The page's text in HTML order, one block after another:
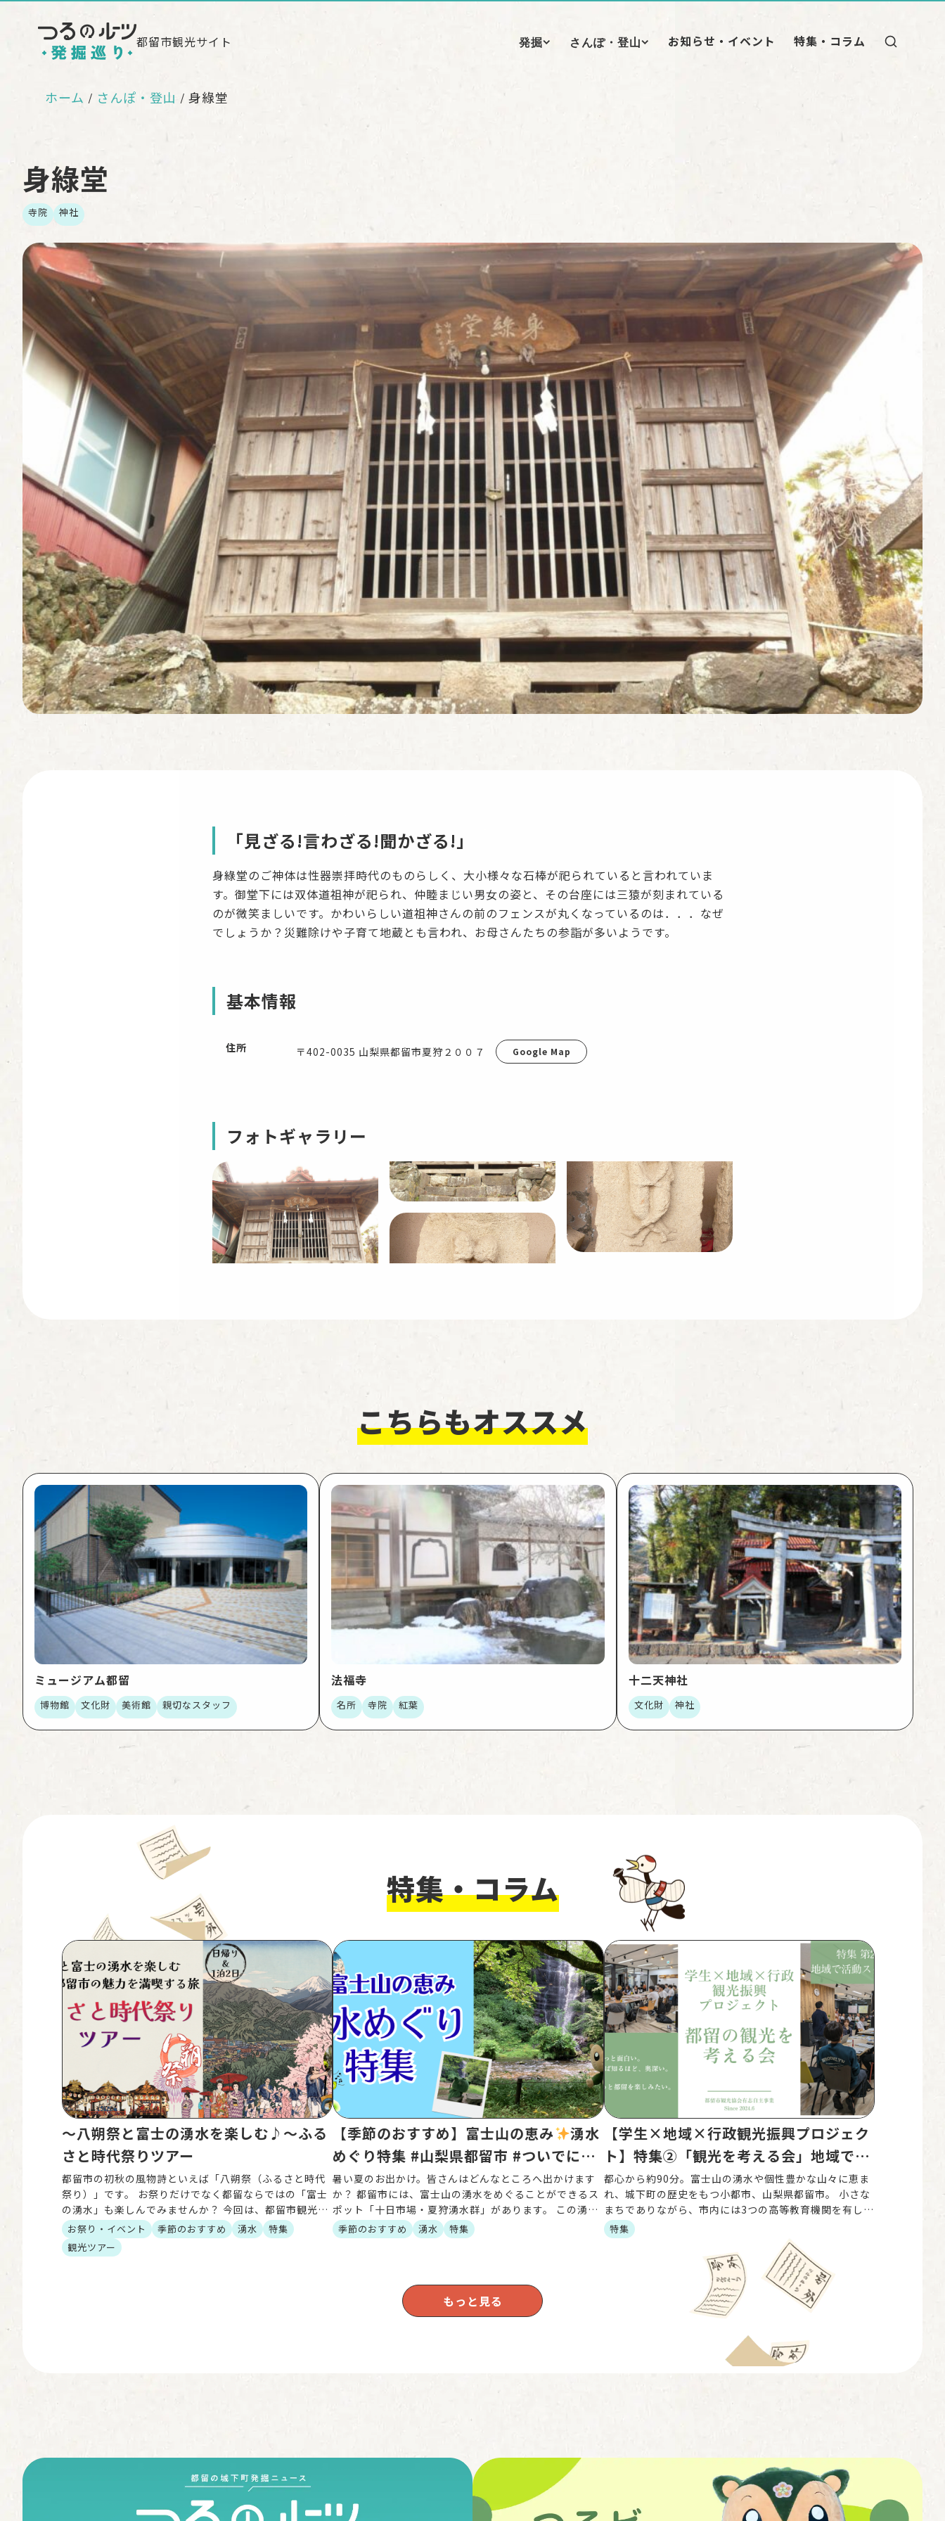
都留市観光サイト 発掘 さんぽ・登山 お知らせ・イベント 特集・コラム
ホーム さんぽ・登山 身綠堂
身綠堂
寺院 神社
「見ざる!言わざる!聞かざる!」
身綠堂のご神体は性器崇拝時代のものらしく、大小様々な石棒が祀られていると言われていま
す。御堂下には双体道祖神が祀られ、仲睦まじい男女の姿と、その台座には三猿が刻まれている
のが微笑ましいです。かわいらしい道祖神さんの前のフェンスが丸くなっているのは．．．なぜ
でしょうか？災難除けや子育て地蔵とも言われ、お母さんたちの参詣が多いようです。
基本情報
住所 〒402-0035 山梨県都留市夏狩２００７ Google Map
フォトギャラリー
こちらもオススメ
ミュージアム都留
博物館 文化財 美術館 親切なスタッフ
法福寺
名所 寺院 紅葉
十二天神社
文化財 神社
特集・コラム
〜八朔祭と富士の湧水を楽しむ♪〜ふる
さと時代祭りツアー
都留市の初秋の風物詩といえば「八朔祭（ふるさと時代
祭り）」です。 お祭りだけでなく都留ならではの「富士
の湧水」も楽しんでみませんか？ 今回は、都留市観光振
興公社企画のふるさと時代祭りツアーをご紹介します。
ご予約は都留市 […]
お祭り・イベント 季節のおすすめ 湧水
特集
観光ツアー
【季節のおすすめ】富士山の恵み
湧水
めぐり特集 #山梨県都留市 #ついでにつ
る旅
暑い夏のお出かけ。皆さんはどんなところへ出かけます
か？ 都留市には、富士山の湧水をめぐることができるス
ポット「十日市場・夏狩湧水群」があります。 この湧水
群は「平成の名水百選」にも選ばれており、富士山の伏
流水が長い年月を […]
季節のおすすめ 湧水 特集
【学生×地域×行政観光振興プロジェク
ト】特集②「観光を考える会」地域での
活動がスタート
都心から約90分。富士山の湧水や個性豊かな山々に恵ま
れ、城下町の歴史をもつ小都市、山梨県都留市。 小さな
まちでありながら、市内には3つの高等教育機関を有して
おり、学園都市でもあります。 そんな都留市で生まれ
た、「都留市を […]
特集
もっと見る